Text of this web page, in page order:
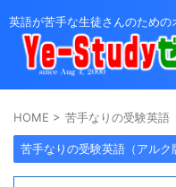
英語が苦手な生徒さんのための
HOME > 苦手なりの受験英語
苦手なりの受験英語（アルク